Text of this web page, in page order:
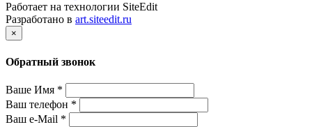
Работает на технологии SiteEdit
Разработано в art.siteedit.ru
×
Обратный звонок
Ваше Имя *
Ваш телефон *
Ваш e-Mail *